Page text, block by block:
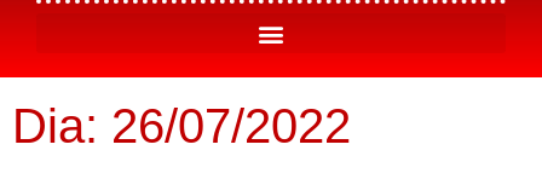
Dia: 26/07/2022